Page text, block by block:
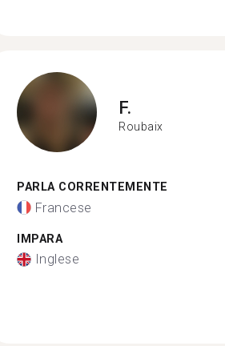
F.
Roubaix
PARLA CORRENTEMENTE
Francese
IMPARA
Inglese